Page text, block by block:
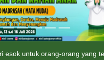
yang telah